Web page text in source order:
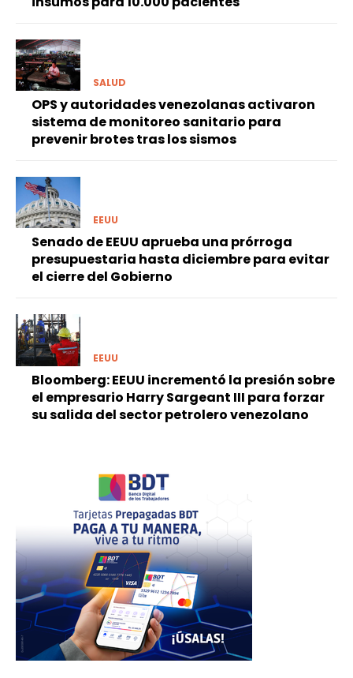
SALUD
OPS y autoridades venezolanas activaron
sistema de monitoreo sanitario para
prevenir brotes tras los sismos
EEUU
Senado de EEUU aprueba una prórroga
presupuestaria hasta diciembre para evitar
el cierre del Gobierno
EEUU
Bloomberg: EEUU incrementó la presión sobre
el empresario Harry Sargeant III para forzar
su salida del sector petrolero venezolano